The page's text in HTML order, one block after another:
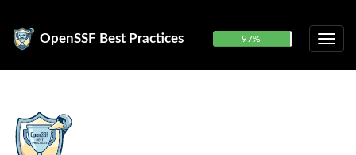
OpenSSF Best Practices 97%